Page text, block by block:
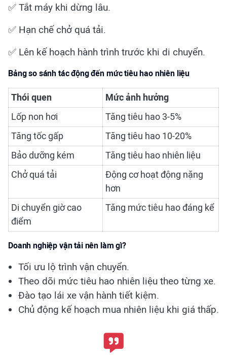
✅ Tắt máy khi dừng lâu.
✅ Hạn chế chở quá tải.
✅ Lên kế hoạch hành trình trước khi di chuyển.
Bảng so sánh tác động đến mức tiêu hao nhiên liệu
Thói quen
Mức ảnh hưởng
Lốp non hơi
Tăng tiêu hao 3-5%
Tăng tốc gấp
Tăng tiêu hao 10-20%
Bảo dưỡng kém
Tăng tiêu hao nhiên liệu
Chở quá tải
Động cơ hoạt động nặng
hơn
Di chuyển giờ cao
điểm
Tăng mức tiêu hao đáng kể
Doanh nghiệp vận tải nên làm gì?
Tối ưu lộ trình vận chuyển.
Theo dõi mức tiêu hao nhiên liệu theo từng xe.
Đào tạo lái xe vận hành tiết kiệm.
Chủ động kế hoạch mua nhiên liệu khi giá thấp.